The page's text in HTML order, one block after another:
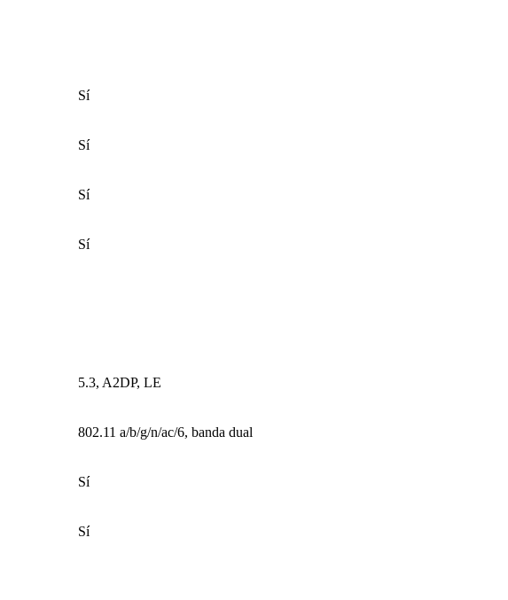
Sí
Sí
Sí
Sí
5.3, A2DP, LE
802.11 a/b/g/n/ac/6, banda dual
Sí
Sí